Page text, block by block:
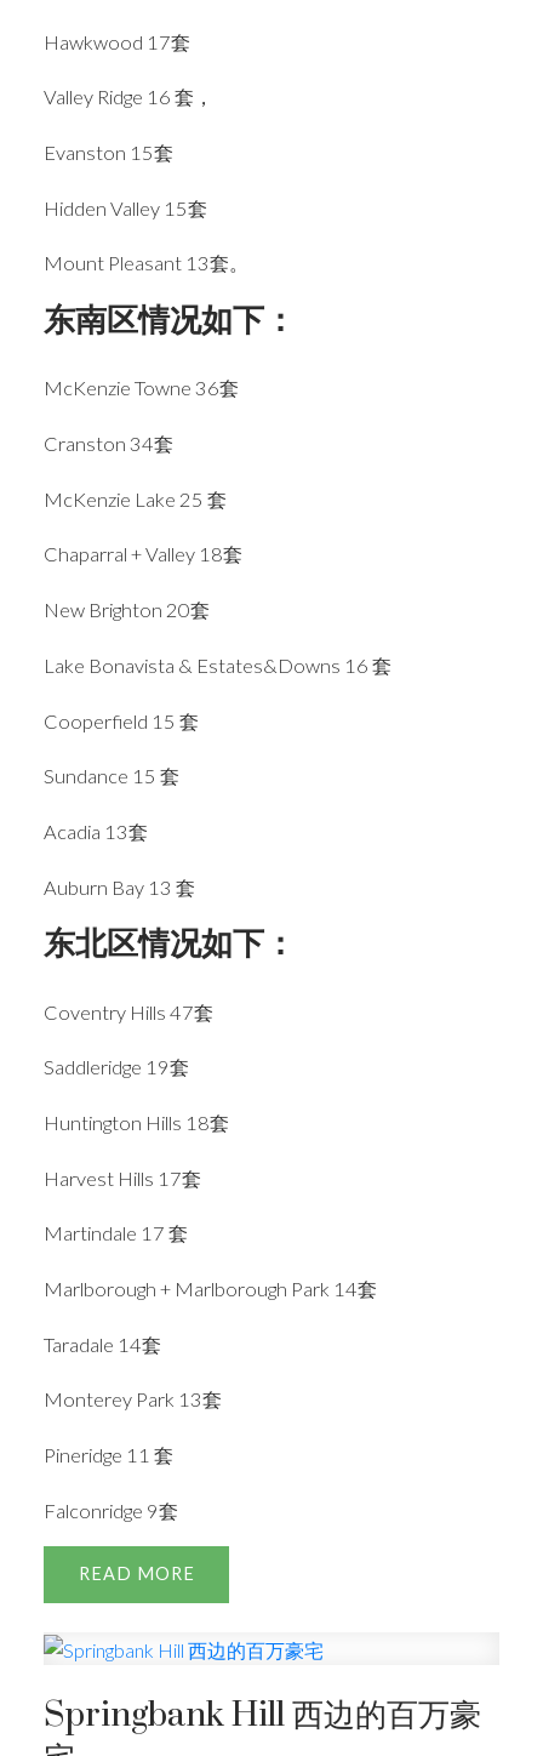
Hawkwood 17套
Valley Ridge 16 套，
Evanston 15套
Hidden Valley 15套
Mount Pleasant 13套。
东南区情况如下：
McKenzie Towne 36套
Cranston 34套
McKenzie Lake 25 套
Chaparral + Valley 18套
New Brighton 20套
Lake Bonavista & Estates&Downs 16 套
Cooperfield 15 套
Sundance 15 套
Acadia 13套
Auburn Bay 13 套
东北区情况如下：
Coventry Hills 47套
Saddleridge 19套
Huntington Hills 18套
Harvest Hills 17套
Martindale 17 套
Marlborough + Marlborough Park 14套
Taradale 14套
Monterey Park 13套
Pineridge 11 套
Falconridge 9套
READ
Springbank Hill 西边的百万豪